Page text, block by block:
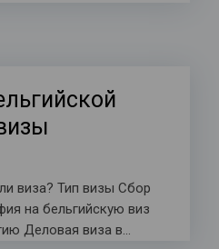
виза? Тип визы Сбор
на бельгийскую виз
Деловая виза в…